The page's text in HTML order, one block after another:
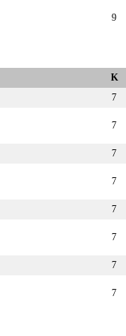
9
K
7
7
7
7
7
7
7
7